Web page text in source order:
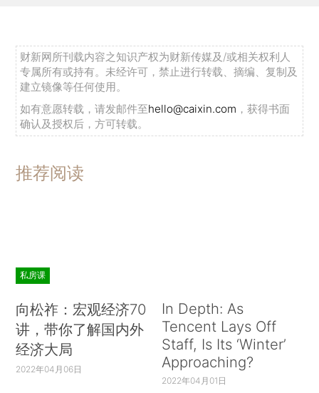
财新网所刊载内容之知识产权为财新传媒及/或相关权利人
专属所有或持有。未经许可，禁止进行转载、摘编、复制及
建立镜像等任何使用。
如有意愿转载，请发邮件至hello@caixin.com ，获得书面
确认及授权后，方可转载。
推荐阅读
私房课
向松祚：宏观经济70
讲，带你了解国内外
经济大局
2022年04月06日
In Depth: As
Tencent Lays Off
Staff, Is Its ‘Winter’
Approaching?
2022年04月01日